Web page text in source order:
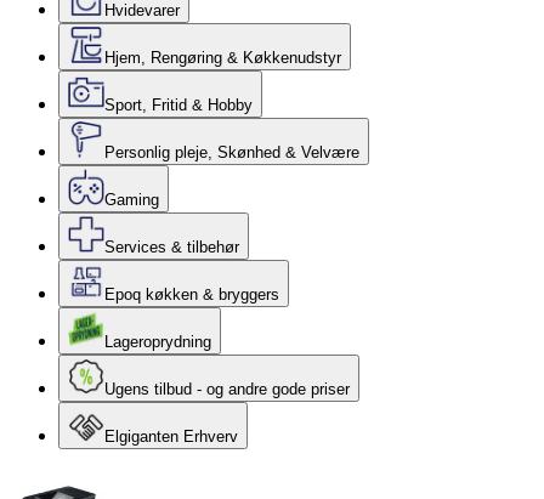
Hvidevarer
Hjem, Rengøring & Køkkenudstyr
Sport, Fritid & Hobby
Personlig pleje, Skønhed & Velvære
Gaming
Services & tilbehør
Epoq køkken & bryggers
Lageroprydning
Ugens tilbud - og andre gode priser
Elgiganten Erhverv